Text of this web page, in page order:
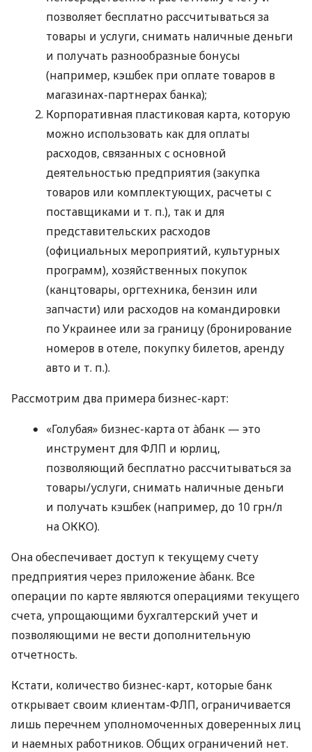
позволяет бесплатно рассчитываться за
товары и услуги, снимать наличные деньги
и получать разнообразные бонусы
(например, кэшбек при оплате товаров в
магазинах-партнерах банка);
Корпоративная пластиковая карта, которую
можно использовать как для оплаты
расходов, связанных с основной
деятельностью предприятия (закупка
товаров или комплектующих, расчеты с
поставщиками и т. п.), так и для
представительских расходов
(официальных мероприятий, культурных
программ), хозяйственных покупок
(канцтовары, оргтехника, бензин или
запчасти) или расходов на командировки
по Украинее или за границу (бронирование
номеров в отеле, покупку билетов, аренду
авто и т. п.).
Рассмотрим два примера бизнес-карт:
«Голубая» бизнес-карта от àбанк — это
инструмент для ФЛП и юрлиц,
позволяющий бесплатно рассчитываться за
товары/услуги, снимать наличные деньги
и получать кэшбек (например, до 10 грн/л
на ОККО).
Она обеспечивает доступ к текущему счету
предприятия через приложение àбанк. Все
операции по карте являются операциями текущего
счета, упрощающими бухгалтерский учет и
позволяющими не вести дополнительную
отчетность.
Кстати, количество бизнес-карт, которые банк
открывает своим клиентам-ФЛП, ограничивается
лишь перечнем уполномоченных доверенных лиц
и наемных работников. Общих ограничений нет.